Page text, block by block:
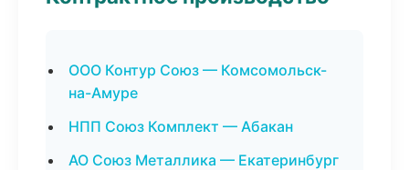
ООО Контур Союз — Комсомольск-
на-Амуре
НПП Союз Комплект — Абакан
АО Союз Металлика — Екатеринбург